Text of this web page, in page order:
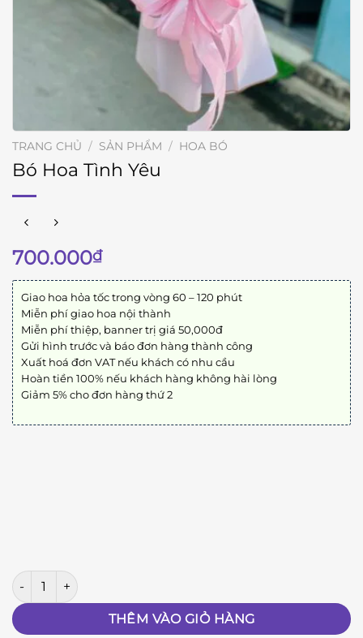
TRANG CHỦ / SẢN PHẨM / HOA BÓ
Bó Hoa Tình Yêu
700.000₫
Giao hoa hỏa tốc trong vòng 60 – 120 phút
Miễn phí giao hoa nội thành
Miễn phí thiệp, banner trị giá 50,000đ
Gửi hình trước và báo đơn hàng thành công
Xuất hoá đơn VAT nếu khách có nhu cầu
Hoàn tiền 100% nếu khách hàng không hài lòng
Giảm 5% cho đơn hàng thứ 2
Bó Hoa Tình Yêu số lượng
THÊM VÀO GIỎ HÀNG